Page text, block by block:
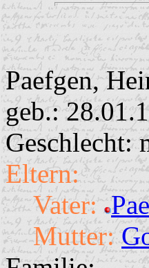
Paefgen,
geb.:
Geschlecht:
Eltern:
Vater:
Mutter: